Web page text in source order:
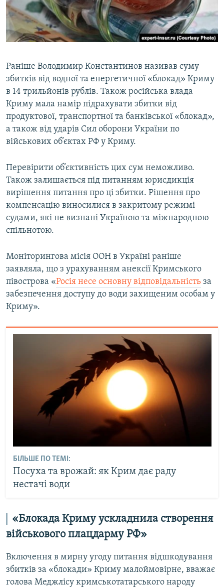
Раніше Володимир Константинов називав суму
збитків від водної та енергетичної «блокад» Криму
в 14 трильйонів рублів. Також російська влада
Криму мала намір підрахувати збитки від
продуктової, транспортної та банківської «блокад»,
а також від ударів Сил оборони України по
військових об’єктах РФ у Криму.
Перевірити об’єктивність цих сум неможливо.
Також залишається під питанням юрисдикція
вирішення питання про ці збитки. Рішення про
компенсацію виносилися в закритому режимі
судами, які не визнані Україною та міжнародною
спільнотою.
Моніторингова місія ООН в Україні раніше
заявляла, що з урахуванням анексії Кримського
півострова «Росія несе основну відповідальність за
забезпечення доступу до води захищеним особам у
Криму».
БІЛЬШЕ ПО ТЕМІ:
Посуха та врожай: як Крим дає раду
нестачі води
«Блокада Криму ускладнила створення
військового плацдарму РФ»
Включення в мирну угоду питання відшкодування
збитків за «блокади» Криму малоймовірне, вважає
голова Меджлісу кримськотатарського народу